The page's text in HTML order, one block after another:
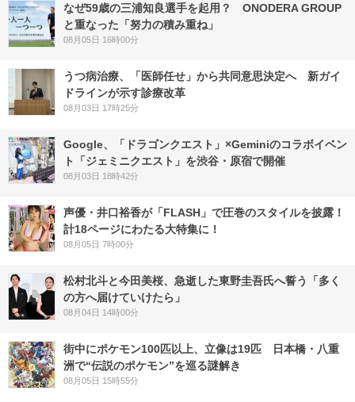
なぜ59歳の三浦知良選手を起用？ ONODERA GROUP
と重なった「努力の積み重ね」
08月05日 16時00分
うつ病治療、「医師任せ」から共同意思決定へ 新ガイ
ドラインが示す診療改革
08月03日 17時25分
Google、「ドラゴンクエスト」×Geminiのコラボイベン
ト「ジェミニクエスト」を渋谷・原宿で開催
08月03日 18時42分
声優・井口裕香が「FLASH」で圧巻のスタイルを披露！
計18ページにわたる大特集に！
08月05日 7時00分
松村北斗と今田美桜、急逝した東野圭吾氏へ誓う「多く
の方へ届けていけたら」
08月04日 14時00分
街中にポケモン100匹以上、立像は19匹 日本橋・八重
洲で“伝説のポケモン”を巡る謎解き
08月05日 15時55分